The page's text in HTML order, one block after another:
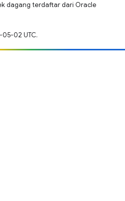
dagang terdaftar dari Oracle
02 UTC.